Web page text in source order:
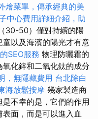
燴菜單，傳承經典的美
中心費用詳細介紹，助
30-50）僅對持續的陽
以及海濱的陽光才有意
SEO服務 物理防曬霜的
化鋅和二氧化鈦的成分
，無隱藏費用 台北除白
海放鬆按摩 幾家製造商
不幸的是，它們的作用
面，而是可以進入血